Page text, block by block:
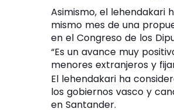
Asimismo, el lehendakari
mismo mes de una
en el Congreso de los
“Es un avance muy
menores extranjeros y
El lehendakari ha
los gobiernos vasco y
en Santander.